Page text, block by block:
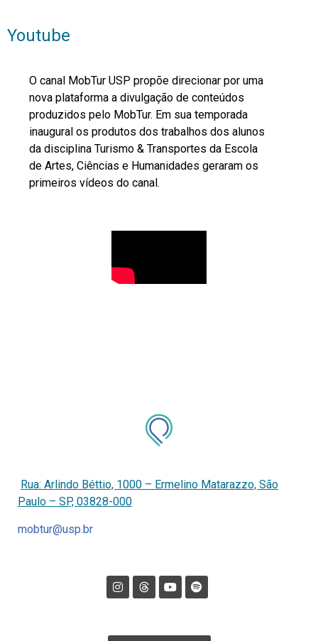
Youtube
O canal MobTur USP propõe direcionar por uma
nova plataforma a divulgação de conteúdos
produzidos pelo MobTur. Em sua temporada
inaugural os produtos dos trabalhos dos alunos
da disciplina Turismo & Transportes da Escola
de Artes, Ciências e Humanidades geraram os
primeiros vídeos do canal.
Rua: Arlindo Béttio, 1000 – Ermelino Matarazzo, São
Paulo – SP, 03828-000
mobtur@usp.br